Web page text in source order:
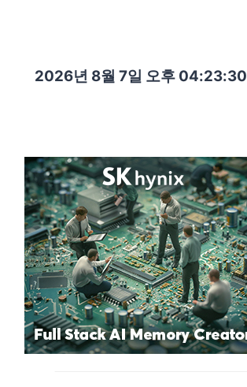
2026년 8월 7일 오후 04:23:32